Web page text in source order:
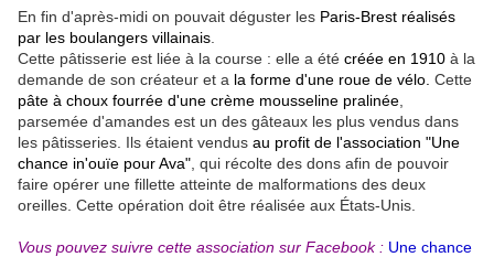
En fin d'après-midi on pouvait déguster les Paris-Brest réalisés
par les boulangers villainais
Cette pâtisserie est liée à la course : elle a été créée en 1910 à la
demande de son créateur et a la forme d'une roue de vélo. Cette
pâte à choux fourrée d'une crème mousseline pralinée
parsemée d'amandes est un des gâteaux les plus vendus dans
les pâtisseries. Ils étaient vendus au profit de l'association "Une
chance in'ouïe pour Ava" , qui récolte des dons afin de pouvoir
faire opérer une fillette atteinte de malformations des deux
oreilles. Cette opération doit être réalisée aux États-Unis.
Vous pouvez suivre cette association sur Facebook : Une chance